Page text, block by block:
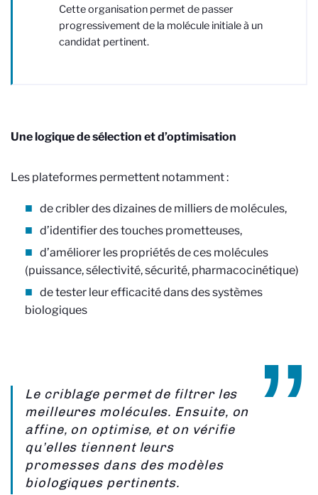
Cette organisation permet de passer
progressivement de la molécule initiale à un
candidat pertinent.
Une logique de sélection et d’optimisation
Les plateformes permettent notamment :
de cribler des dizaines de milliers de molécules,
d’identifier des touches prometteuses,
d’améliorer les propriétés de ces molécules
(puissance, sélectivité, sécurité, pharmacocinétique)
de tester leur efficacité dans des systèmes
biologiques
Le criblage permet de filtrer les
meilleures molécules. Ensuite, on
affine, on optimise, et on vérifie
qu’elles tiennent leurs
promesses dans des modèles
biologiques pertinents.